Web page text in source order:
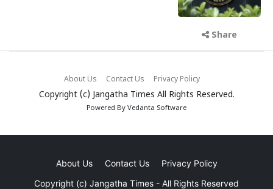
Share
About Us Contact Us Privacy Policy
Copyright (c) Jangatha Times All Rights Reserved.
Powered By Vedanta Software
About Us Contact Us
Privacy Policy
Copyright (c) Jangatha Times - All Rights Reserved